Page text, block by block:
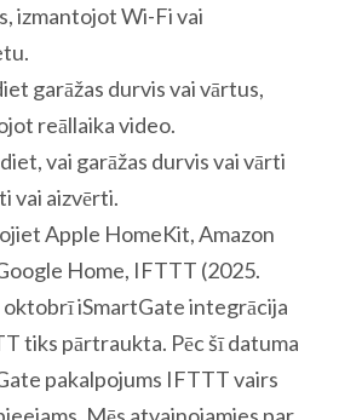
izmantojot Wi-Fi vai
garāžas durvis vai vārtus,
reāllaika video.
vai garāžas durvis vai vārti
vai aizvērti.
Apple HomeKit, Amazon
Home, IFTTT (2025.
oktobrī iSmartGate integrācija
tiks pārtraukta. Pēc šī datuma
pakalpojums IFTTT vairs